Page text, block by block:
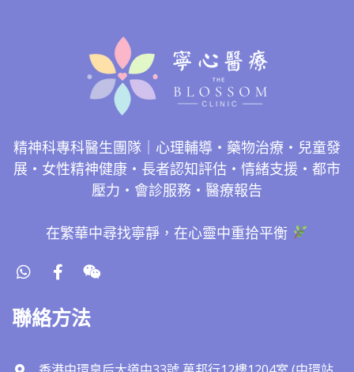
精神科專科醫生團隊｜心理輔導・藥物治療・兒童發
展・女性精神健康・長者認知評估・情緒支援・都市
壓力・會診服務・醫療報告
在繁華中尋找寧靜，在心靈中重拾平衡
聯絡方法